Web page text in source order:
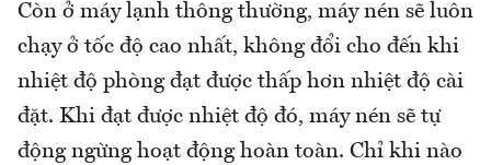
Còn ở máy lạnh thông thường, máy nén sẽ luôn
chạy ở tốc độ cao nhất, không đổi cho đến khi
nhiệt độ phòng đạt được thấp hơn nhiệt độ cài
đặt. Khi đạt được nhiệt độ đó, máy nén sẽ tự
động ngừng hoạt động hoàn toàn. Chỉ khi nào